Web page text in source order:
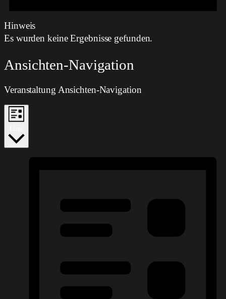
Hinweis
Es wurden keine Ergebnisse gefunden.
Ansichten-Navigation
Veranstaltung Ansichten-Navigation